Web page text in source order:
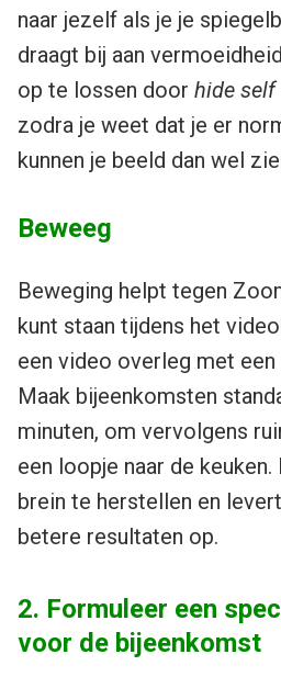
naar jezelf als je je
draagt bij aan
op te lossen door hide self
zodra je weet dat je er
kunnen je beeld dan wel
Beweeg
Beweging helpt tegen
kunt staan tijdens het
een video overleg met
Maak bijeenkomsten
minuten, om vervolgens
een loopje naar de
brein te herstellen en
betere resultaten op.
2. Formuleer een
voor de bijeenkomst